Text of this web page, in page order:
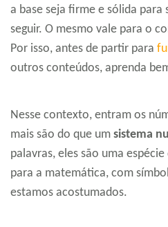
a base seja firme e sólida
seguir. O mesmo vale para o
Por isso, antes de partir para
outros conteúdos, aprenda
Nesse contexto, entram os
mais são do que um sistema
palavras, eles são uma espécie
para a matemática, com
estamos acostumados.